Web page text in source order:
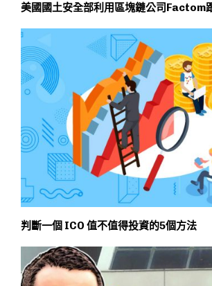
美國國土安全部利用區塊鏈公司Factom
判斷一個 ICO 值不值得投資的5個方法